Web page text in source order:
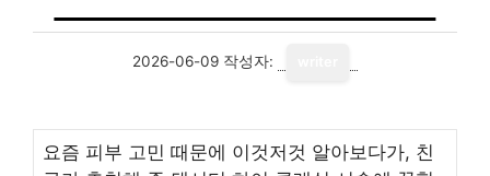
2026-06-09 작성자:
요즘 피부 고민 때문에 이것저것 알아보다가, 친